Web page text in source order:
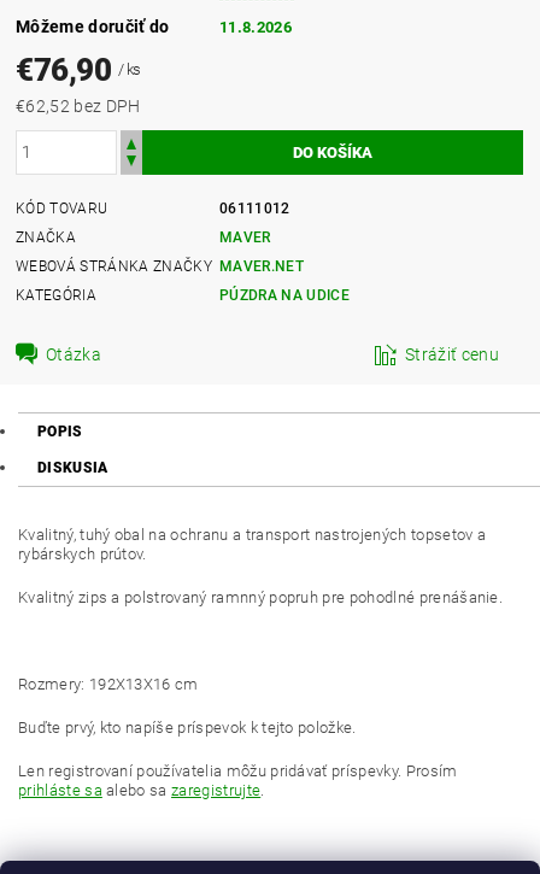
Môžeme doručiť do
11.8.2026
€76,90 / ks
€62,52 bez DPH
KÓD TOVARU
06111012
ZNAČKA
MAVER
WEBOVÁ STRÁNKA ZNAČKY MAVER.NET
KATEGÓRIA
PÚZDRA NA UDICE
Otázka Strážiť cenu
POPIS
DISKUSIA
Kvalitný, tuhý obal na ochranu a transport nastrojených topsetov a
rybárskych prútov.
Kvalitný zips a polstrovaný ramnný popruh pre pohodlné prenášanie.
Rozmery: 192X13X16 cm
Buďte prvý, kto napíše príspevok k tejto položke.
Len registrovaní používatelia môžu pridávať príspevky. Prosím
prihláste sa alebo sazaregistrujte.